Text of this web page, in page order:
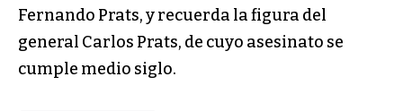
Fernando Prats, y recuerda la figura del
general Carlos Prats, de cuyo asesinato se
cumple medio siglo.